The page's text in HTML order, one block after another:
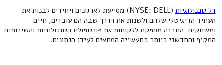
דל טכנולוגיות
(NYSE: DELL) מסייעת לארגונים ויחידים לבנות את
העתיד הדיגיטלי שלהם ולשנות את הדרך שבה הם עובדים, חיים
ומשחקים. החברה מספקת ללקוחות את פורטפוליו הטכנולוגיות והשירותים
המקיף והחדשני ביותר בתעשייה המתאים לעידן הנתונים.